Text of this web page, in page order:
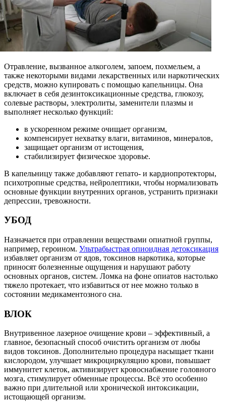
Отравление, вызванное алкоголем, запоем, похмельем, а
также некоторыми видами лекарственных или наркотических
средств, можно купировать с помощью капельницы. Она
включает в себя дезинтоксикационные средства, глюкозу,
солевые растворы, электролиты, заменители плазмы и
выполняет несколько функций:
в ускоренном режиме очищает организм,
компенсирует нехватку влаги, витаминов, минералов,
защищает организм от истощения,
стабилизирует физическое здоровье.
В капельницу также добавляют гепато- и кардиопротекторы,
психотропные средства, нейролептики, чтобы нормализовать
основные функции внутренних органов, устранить признаки
депрессии, тревожности.
УБОД
Назначается при отравлении веществами опиатной группы,
например, героином. Ультрабыстрая опиоидная детоксикация
избавляет организм от ядов, токсинов наркотика, которые
приносят болезненные ощущения и нарушают работу
основных органов, систем. Ломка на фоне опиатов настолько
тяжело протекает, что избавиться от нее можно только в
состоянии медикаментозного сна.
ВЛОК
Внутривенное лазерное очищение крови – эффективный, а
главное, безопасный способ очистить организм от любы
видов токсинов. Дополнительно процедура насыщает ткани
кислородом, улучшает микроциркуляцию крови, повышает
иммунитет клеток, активизирует кровоснабжение головного
мозга, стимулирует обменные процессы. Всё это особенно
важно при длительной или хронической интоксикации,
истощающей организм.